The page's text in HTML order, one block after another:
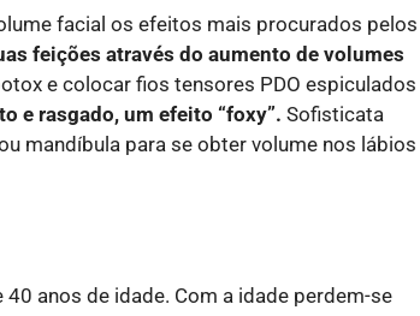
facial os efeitos mais procurados pelos
feições através do aumento de volumes
e colocar fios tensores PDO espiculados
e rasgado, um efeito “foxy”. Sofisticata
mandíbula para se obter volume nos lábios
anos de idade. Com a idade perdem-se